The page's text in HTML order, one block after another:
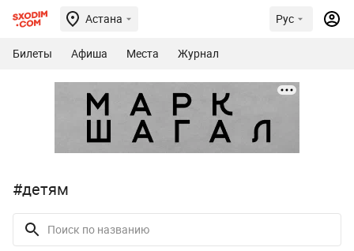
Астана Рус
Билеты Афиша Места Журнал
#детям